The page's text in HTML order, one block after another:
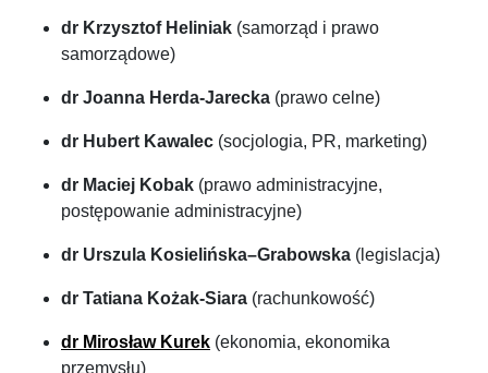
dr Krzysztof Heliniak (samorząd i prawo
samorządowe)
dr Joanna Herda-Jarecka (prawo celne)
dr Hubert Kawalec (socjologia, PR, marketing)
dr Maciej Kobak (prawo administracyjne,
postępowanie administracyjne)
dr Urszula Kosielińska–Grabowska (legislacja)
dr Tatiana Kożak-Siara (rachunkowość)
dr Mirosław Kurek (ekonomia, ekonomika
przemysłu)